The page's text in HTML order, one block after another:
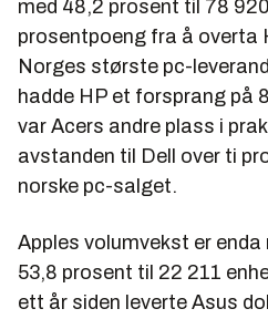
med 48,2 prosent til 78 920
prosentpoeng fra å overta
Norges største pc-
hadde HP et forsprang på
var Acers andre plass i
avstanden til Dell over ti
norske pc-salget.
Apples volumvekst er
53,8 prosent til 22 211
ett år siden leverte Asus